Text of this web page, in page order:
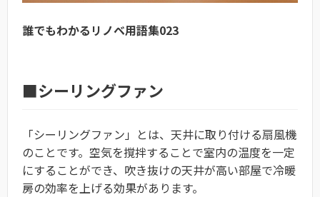
誰でもわかるリノベ用語集023
■シーリングファン
「シーリングファン」とは、天井に取り付ける扇風機
のことです。空気を撹拌することで室内の温度を一定
にすることができ、吹き抜けの天井が高い部屋で冷暖
房の効率を上げる効果があります。